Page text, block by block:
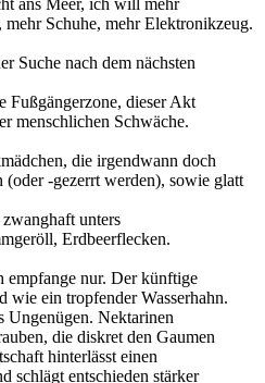
Schuhe, mehr Elektronikzeug.
Suche nach dem nächsten
Fußgängerzone, dieser Akt
menschlichen Schwäche.
die irgendwann doch
-gezerrt werden), sowie glatt
unters
Erdbeerflecken.
empfange nur. Der künftige
wie ein tropfender Wasserhahn.
Ungenügen. Nektarinen
die diskret den Gaumen
hinterlässt einen
schlägt entschieden stärker